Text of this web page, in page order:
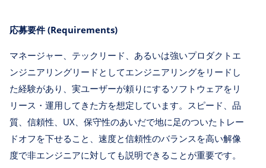
応募要件 (Requirements)
マネージャー、テックリード、あるいは強いプロダクトエ
ンジニアリングリードとしてエンジニアリングをリードし
た経験があり、実ユーザーが頼りにするソフトウェアをリ
リース・運用してきた方を想定しています。スピード、品
質、信頼性、UX、保守性のあいだで地に足のついたトレー
ドオフを下せること、速度と信頼性のバランスを高い解像
度で非エンジニアに対しても説明できることが重要です。